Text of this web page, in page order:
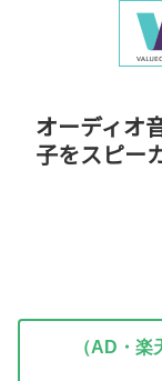
オーディオ
子をスピー
（AD・